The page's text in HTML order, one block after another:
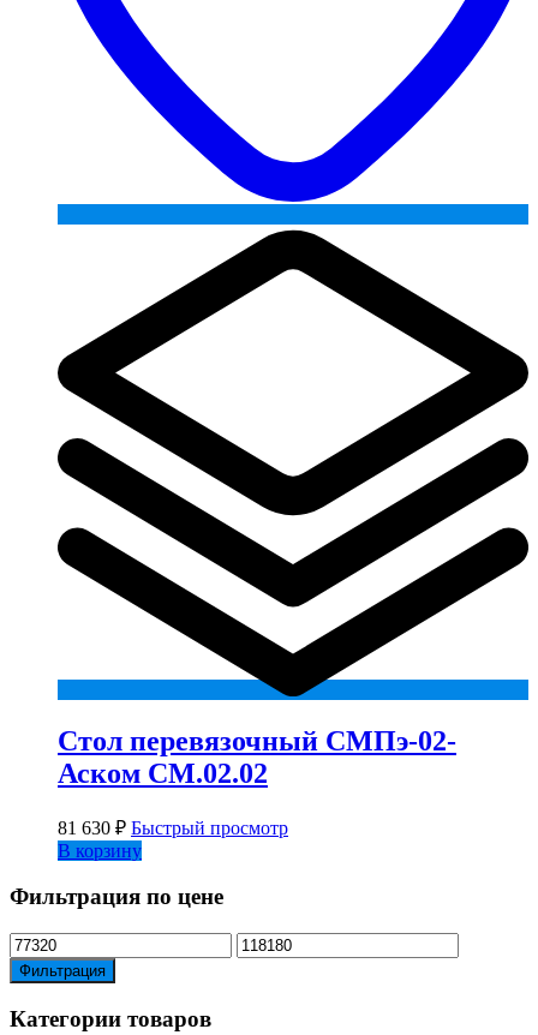
Стол перевязочный СМПэ-02-
Аском СМ.02.02
81 630 ₽ Быстрый просмотр
В корзину
Фильтрация по цене
Минимальная
цена
Максимальная
цена
Фильтрация
Категории товаров